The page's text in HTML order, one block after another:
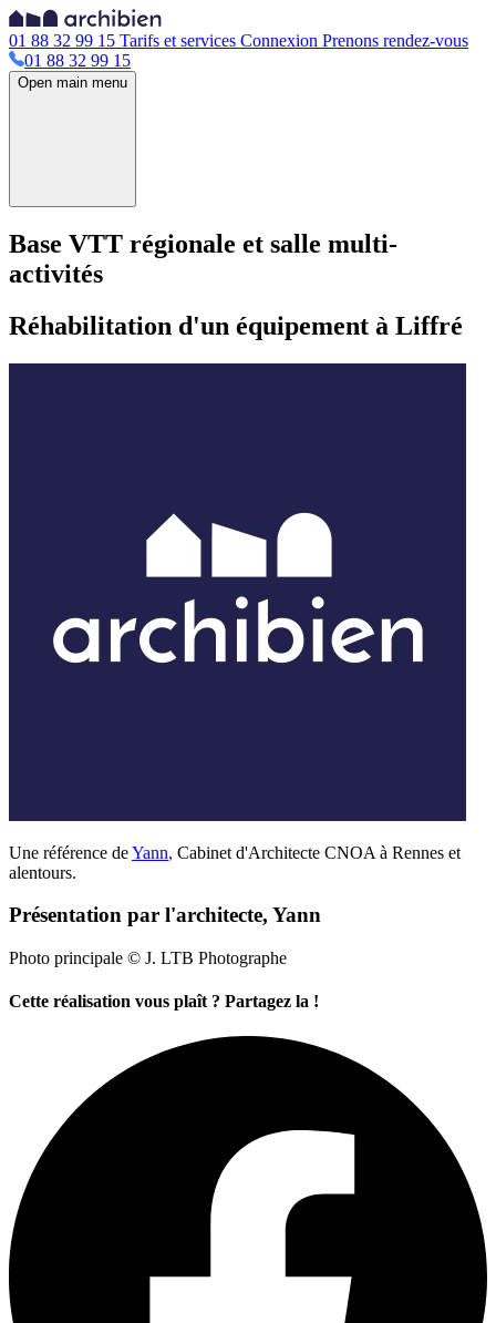
01 88 32 99 15 Tarifs et services Connexion Prenons rendez-vous
01 88 32 99 15
Open main menu
Base VTT régionale et salle multi-
activités
Réhabilitation d'un équipement à Liffré
Une référence deYann, Cabinet d'Architecte CNOA à Rennes et
alentours.
Présentation par l'architecte, Yann
Photo principale © J. LTB Photographe
Cette réalisation vous plaît ? Partagez la !